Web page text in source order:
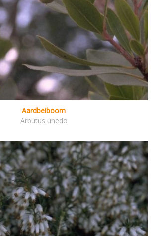
Aardbeiboom
Arbutus unedo